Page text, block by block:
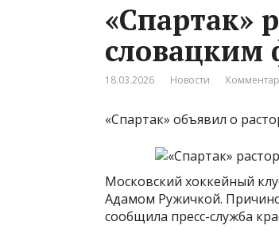
«Спартак»
словацким
18.03.2026 Новости
«Спартак» объявил о
Московский хоккейный
Адамом Ружичкой.
сообщила пресс-служба